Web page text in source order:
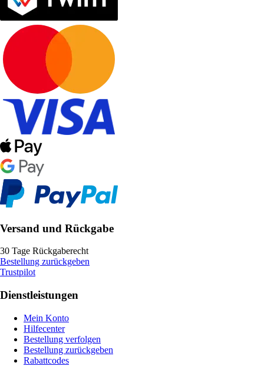
Versand und Rückgabe
30 Tage Rückgaberecht
Bestellung zurückgeben
Trustpilot
Dienstleistungen
Mein Konto
Hilfecenter
Bestellung verfolgen
Bestellung zurückgeben
Rabattcodes